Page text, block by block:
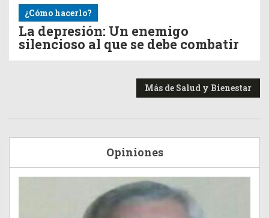
¿Cómo hacerlo?
La depresión: Un enemigo
silencioso al que se debe combatir
Más de Salud y Bienestar
Opiniones